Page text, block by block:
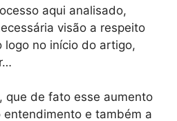
aqui analisado,
visão a respeito
no início do artigo,
que de fato esse aumento
entendimento e também a